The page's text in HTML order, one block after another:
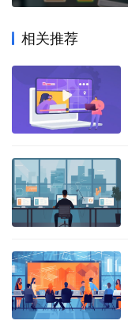
相关推荐